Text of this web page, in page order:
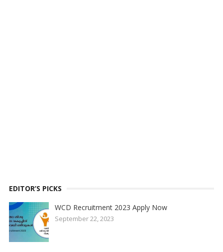
EDITOR’S PICKS
WCD Recruitment 2023 Apply Now
September 22, 2023